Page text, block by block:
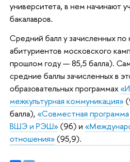
университета, в нем начинают
бакалавров.
Средний балл у зачисленных по
абитуриентов московского
прошлом году — 85,5 балла).
средние баллы зачисленных в
образовательных программах
межкультурная коммуникация»
балла), «Совместная
ВШЭ и РЭШ»(96) и
отношения»(95,9).